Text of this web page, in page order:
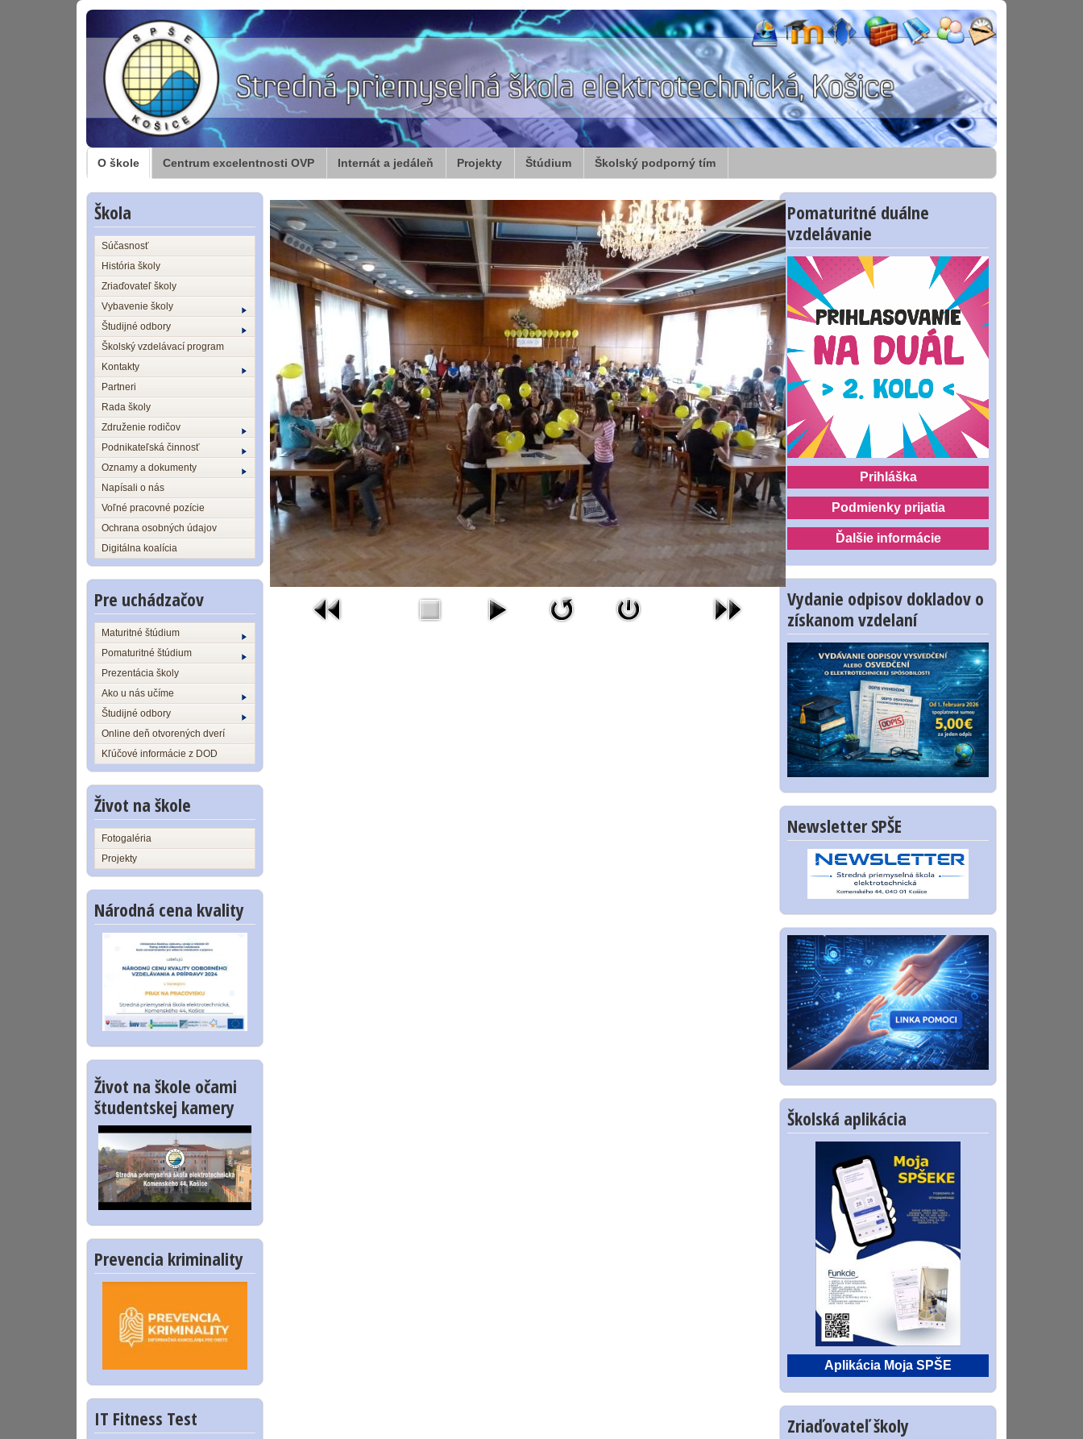
O škole Centrum excelentnosti OVP Internát a jedáleň Projekty Štúdium Školský podporný tím
Škola
Súčasnosť
História školy
Zriaďovateľ školy
Vybavenie školy
Študijné odbory
Školský vzdelávací program
Kontakty
Partneri
Rada školy
Združenie rodičov
Podnikateľská činnosť
Oznamy a dokumenty
Napísali o nás
Voľné pracovné pozície
Ochrana osobných údajov
Digitálna koalícia
Pre uchádzačov
Maturitné štúdium
Pomaturitné štúdium
Prezentácia školy
Ako u nás učíme
Študijné odbory
Online deň otvorených dverí
Kľúčové informácie z DOD
Život na škole
Fotogaléria
Projekty
Národná cena kvality
Život na škole očami
študentskej kamery
Prevencia kriminality
IT Fitness Test
Pomaturitné duálne
vzdelávanie
Prihláška
Podmienky prijatia
Ďalšie informácie
Vydanie odpisov dokladov o
získanom vzdelaní
Newsletter SPŠE
Školská aplikácia
Aplikácia Moja SPŠE
Zriaďovateľ školy